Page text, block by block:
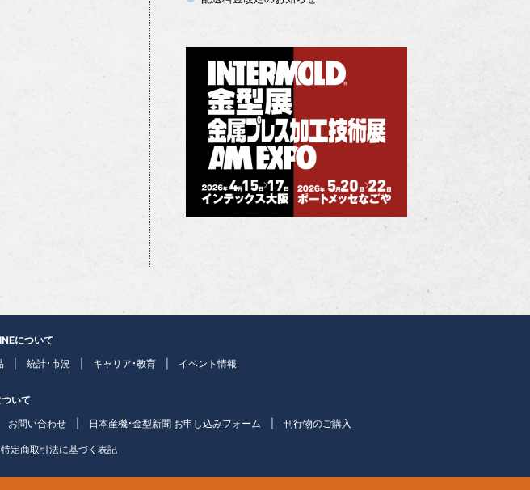
について
統計・市況 キャリア・教育 イベント情報
いて
お問い合わせ 日本産機・金型新聞 お申し込みフォーム 刊行物のご購入
特定商取引法に基づく表記